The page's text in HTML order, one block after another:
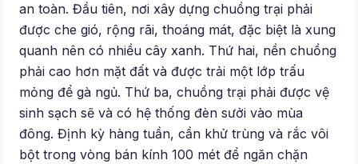
an toàn. Đầu tiên, nơi xây dựng chuồng trại phải
được che gió, rộng rãi, thoáng mát, đặc biệt là xung
quanh nên có nhiều cây xanh. Thứ hai, nền chuồng
phải cao hơn mặt đất và được trải một lớp trấu
mỏng để gà ngủ. Thứ ba, chuồng trại phải được vệ
sinh sạch sẽ và có hệ thống đèn sưởi vào mùa
đông. Định kỳ hàng tuần, cần khử trùng và rắc vôi
bột trong vòng bán kính 100 mét để ngăn chặn